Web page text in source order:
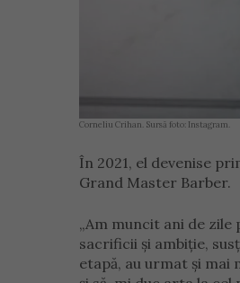
Corneliu Crihan. Sursă foto: Instagram.
În 2021, el devenise
Grand Master Barber.
„Am muncit ani de
sacrificii și ambiție,
etapă, au urmat și mai